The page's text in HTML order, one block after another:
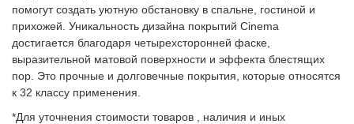
помогут создать уютную обстановку в спальне, гостиной и
прихожей. Уникальность дизайна покрытий Cinema
достигается благодаря четырехсторонней фаске,
выразительной матовой поверхности и эффекта блестящих
пор. Это прочные и долговечные покрытия, которые относятся
к 32 классу применения.
*Для уточнения стоимости товаров , наличия и иных